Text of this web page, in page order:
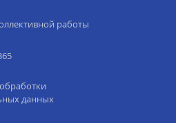
работы
данных